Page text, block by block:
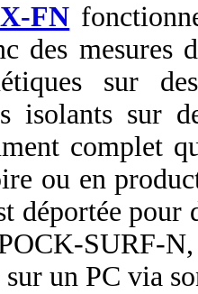
FN
des mesures
sur
isolants sur
complet
ou en
déportée pour
SURF-
sur un PC via